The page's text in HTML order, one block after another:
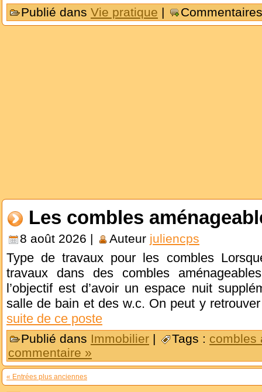
Publié dans Vie pratique |
Les combles
8 août 2026 | Auteur juliencps
Type de travaux pour les combles
travaux dans des combles
l’objectif est d’avoir un espace nuit
salle de bain et des w.c. On peut y
suite de ce poste
Publié dans Immobilier | Tags : combles
commentaire »
« Entrées plus anciennes